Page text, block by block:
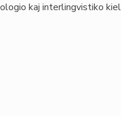
kaj interlingvistiko